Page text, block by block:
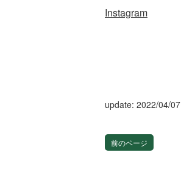
Instagram
update: 2022/04/07
前のページ